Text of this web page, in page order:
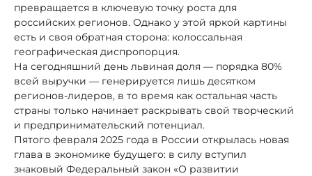
превращается в ключевую точку роста для
российских регионов. Однако у этой яркой картины
есть и своя обратная сторона: колоссальная
географическая диспропорция.
На сегодняшний день львиная доля — порядка 80%
всей выручки — генерируется лишь десятком
регионов-лидеров, в то время как остальная часть
страны только начинает раскрывать свой творческий
и предпринимательский потенциал.
Пятого февраля 2025 года в России открылась новая
глава в экономике будущего: в силу вступил
знаковый Федеральный закон «О развитии